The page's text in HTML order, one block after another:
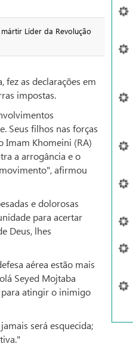
Líder da Revolução
as declarações em
impostas.
Seus filhos nas forças
Imam Khomeini (RA)
a arrogância e o
afirmou
e dolorosas
para acertar
Deus, lhes
aérea estão mais
Seyed Mojtaba
para atingir o inimigo
será esquecida;